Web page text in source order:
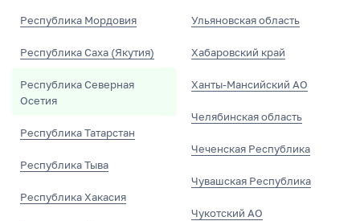
Республика Мордовия
Республика Саха (Якутия)
Республика Северная
Осетия
Республика Татарстан
Республика Тыва
Республика Хакасия
Ульяновская область
Хабаровский край
Ханты-Мансийский АО
Челябинская область
Чеченская Республика
Чувашская Республика
Чукотский АО